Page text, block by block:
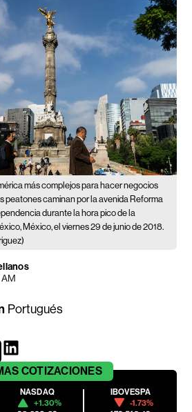
más complejos para hacer negocios
peatones caminan por la avenida Reforma
durante la hora pico de la
México, el viernes 29 de junio de 2018.
Portugués
COTIZACIONES
NASDAQ
+1.30%
IBOVESPA
-1.73%